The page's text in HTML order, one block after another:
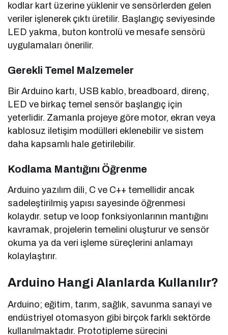
kodlar kart üzerine yüklenir ve sensörlerden gelen
veriler işlenerek çıktı üretilir. Başlangıç seviyesinde
LED yakma, buton kontrolü ve mesafe sensörü
uygulamaları önerilir.
Gerekli Temel Malzemeler
Bir Arduino kartı, USB kablo, breadboard, direnç,
LED ve birkaç temel sensör başlangıç için
yeterlidir. Zamanla projeye göre motor, ekran veya
kablosuz iletişim modülleri eklenebilir ve sistem
daha kapsamlı hale getirilebilir.
Kodlama Mantığını Öğrenme
Arduino yazılım dili, C ve C++ temellidir ancak
sadeleştirilmiş yapısı sayesinde öğrenmesi
kolaydır. setup ve loop fonksiyonlarının mantığını
kavramak, projelerin temelini oluşturur ve sensör
okuma ya da veri işleme süreçlerini anlamayı
kolaylaştırır.
Arduino Hangi Alanlarda Kullanılır?
Arduino; eğitim, tarım, sağlık, savunma sanayi ve
endüstriyel otomasyon gibi birçok farklı sektörde
kullanılmaktadır. Prototipleme sürecini